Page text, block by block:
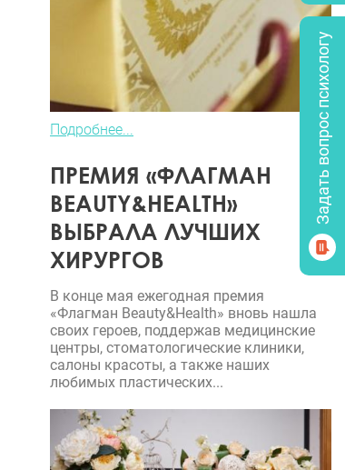
Подробнее...
ПРЕМИЯ «ФЛАГМАН
BEAUTY&HEALTH»
ВЫБРАЛА ЛУЧШИХ
ХИРУРГОВ
В конце мая ежегодная премия
«Флагман Beauty&Health» вновь нашла
своих героев, поддержав медицинские
центры, стоматологические клиники,
салоны красоты, а также наших
любимых пластических...
Задать вопрос психологу